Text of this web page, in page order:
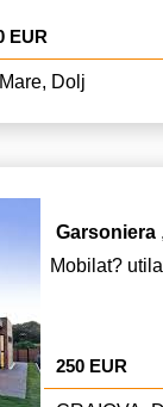
EUR
Dolj
Garsoniera
Mobilat?
250 EUR